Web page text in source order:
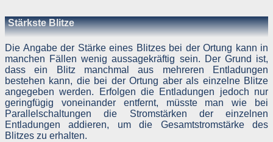
Quelle/Verweis, von welchem Sie auf die Seite gelangten
Verwendeter Browser
Verwendetes Betriebssystem
Verwendete IP-Adresse
Die Server-Logfiles werden für einige Zeit gespeichert und
anschließend gelöscht. Dies liegt in der Zuständigkeit des Providers
Strato AG, der Websitebetreiber nutzt diese Daten nicht. Strato
dazu:
DSGVO und Log-Daten: Welche Daten wir von Deinen Website-
Besuchern erheben und warum
Datenschutzinformation
Der Websitebetreiber zeichnet die o. g. Daten selbst auf und
Stärkste Blitze
Die Angabe der Stärke eines Blitzes bei der Ortung kann in
manchen Fällen wenig aussagekräftig sein. Der Grund ist,
dass ein Blitz manchmal aus mehreren Entladungen
bestehen kann, die bei der Ortung aber als einzelne Blitze
angegeben werden. Erfolgen die Entladungen jedoch nur
geringfügig voneinander entfernt, müsste man wie bei
Parallelschaltungen die Stromstärken der einzelnen
Entladungen addieren, um die Gesamtstromstärke des
Blitzes zu erhalten.